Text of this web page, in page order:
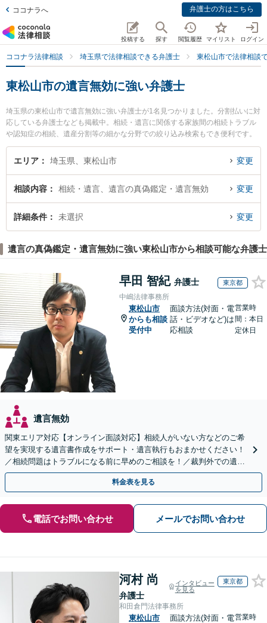
ココナラへ 弁護士の方はこちら
投稿する 探す 閲覧履歴 マイリスト ログイン
ココナラ法律相談 埼玉県で法律相談できる弁護士 東松山市で法律相談
東松山市の遺言無効に強い弁護士
埼玉県の東松山市で遺言無効に強い弁護士が1名見つかりました。分割払いに対
応している弁護士なども掲載中。相続・遺言に関係する家族間の相続トラブル
や認知症の相続、遺産分割等の細かな分野での絞り込み検索もでき便利です。
特に東松山総合法律事務所の五十川 剛俊弁護士のプロフィール情報や弁護士費
用、強みなどが注目されています。『東松山市で土日や夜間に発生した遺言無
きる東松山市内の弁護士に相談予約したい』などでお困りの相談者さんにおす
すめです。
エリア 埼玉県、東松山市 変更
相談内容 相続・遺言、遺言の真偽鑑定・遺言無効 変更
詳細条件 未選択 変更
遺言の真偽鑑定・遺言無効に強い東松山市から相談可能な弁護士
早田 智紀 弁護士 東京都
中嶋法律事務所
東松山市
からも相談
受付中
面談方法(対面・電
話・ビデオなど)は
応相談
営業時
間：本日
定休日
遺言無効
関東エリア対応【オンライン面談対応】相続人がいない方などのご希
望を実現する遺言書作成をサポート・遺言執行もおまかせください！
／相続問題はトラブルになる前に早めのご相談を！／裁判外での遺産
分割協議の経験多数【完全個室】
料金表を見る
電話でお問い合わせ メールでお問い合わせ
河村 尚
弁護士
インタビュー
を見る
東京都
和田倉門法律事務所
東松山市
面談方法(対面・電営業時